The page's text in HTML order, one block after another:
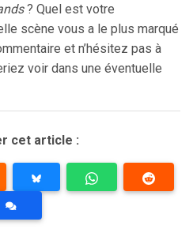
? Quel est votre
scène vous a le plus marqué
et n’hésitez pas à
voir dans une éventuelle
cet article :